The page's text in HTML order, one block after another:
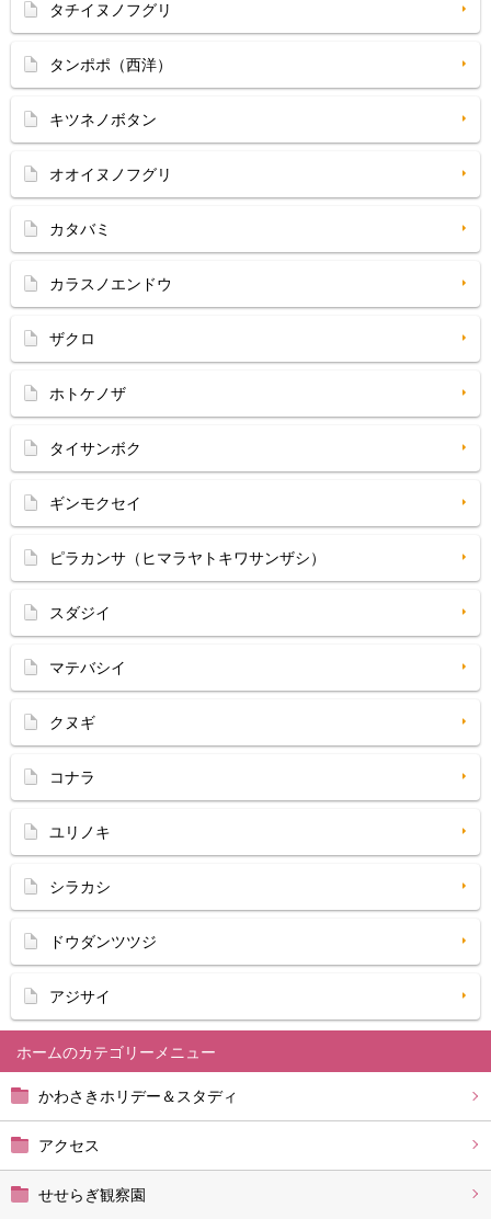
ホーム
かわさきホリデー＆スタディ
アクセス
せせらぎ観察園
タチイヌノフグリ
タンポポ（西洋）
キツネノボタン
オオイヌノフグリ
カタバミ
カラスノエンドウ
ザクロ
ホトケノザ
タイサンボク
ギンモクセイ
ピラカンサ（ヒマラヤトキワサンザシ）
スダジイ
マテバシイ
クヌギ
コナラ
ユリノキ
シラカシ
ドウダンツツジ
アジサイ